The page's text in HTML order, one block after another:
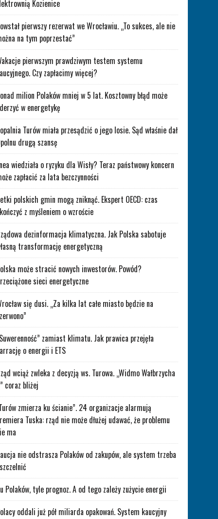
Kozienice
pierwszy rezerwat we Wrocławiu. „To sukces, ale nie
na tym poprzestać”
pierwszym prawdziwym testem systemu
Czy zapłacimy więcej?
milion Polaków mniej w 5 lat. Kosztowny błąd może
w energetykę
Turów miała przesądzić o jego losie. Sąd właśnie dał
drugą szansę
wiedziała o ryzyku dla Wisły? Teraz państwowy koncern
zapłacić za lata bezczynności
polskich gmin mogą zniknąć. Ekspert OECD: czas
z myśleniem o wzroście
dezinformacja klimatyczna. Jak Polska sabotuje
transformację energetyczną
może stracić nowych inwestorów. Powód?
sieci energetyczne
się dusi. „Za kilka lat całe miasto będzie na
zamiast klimatu. Jak prawica przejęła
o energii i ETS
wciąż zwleka z decyzją ws. Turowa. „Widmo Wałbrzycha
coraz bliżej
zmierza ku ścianie”. 24 organizacje alarmują
Tuska: rząd nie może dłużej udawać, że problemu
ma
nie odstrasza Polaków od zakupów, ale system trzeba
Polaków, tyle prognoz. A od tego zależy zużycie energii
oddali już pół miliarda opakowań. System kaucyjny